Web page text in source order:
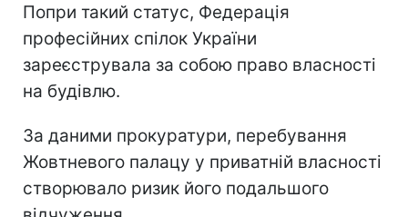
Попри такий статус, Федерація
професійних спілок України
зареєструвала за собою право власності
на будівлю.
За даними прокуратури, перебування
Жовтневого палацу у приватній власності
створювало ризик його подальшого